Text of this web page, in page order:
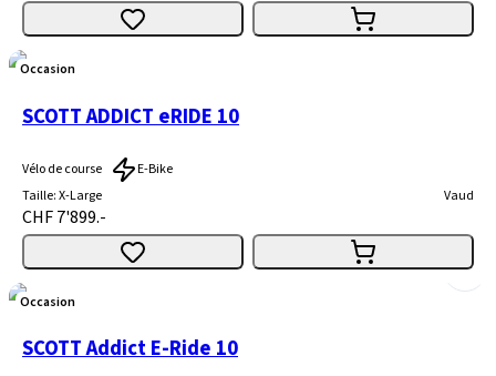
Occasion
SCOTT ADDICT eRIDE 10
Vélo de course
E-Bike
Taille:X-Large Vaud
CHF 7'899.-
Occasion
SCOTT Addict E-Ride 10